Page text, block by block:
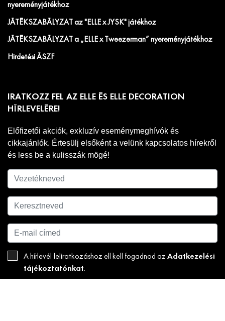
nyereményjátékhoz
JÁTÉKSZABÁLYZAT az "ELLE x JYSK" játékhoz
JÁTÉKSZABÁLYZAT a „ELLE x Tweezerman” nyereményjátékhoz
Hirdetési ÁSZF
IRATKOZZ FEL AZ ELLE ÉS ELLE DECORATION
HÍRLEVELÉRE!
Előfizetői akciók, exkluzív eseménymeghívók és
cikkajánlók. Értesülj elsőként a velünk kapcsolatos hírekről
és less be a kulisszák mögé!
A hírlevél feliratkozáshoz ell kell fogadnod az Adatkezelési
tájékoztatónkat.